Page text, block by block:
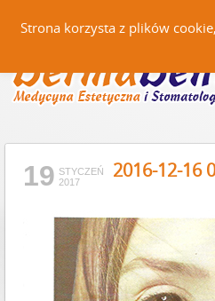
19 STYCZEŃ
2017
2016-12-16
Strona korzysta z plików